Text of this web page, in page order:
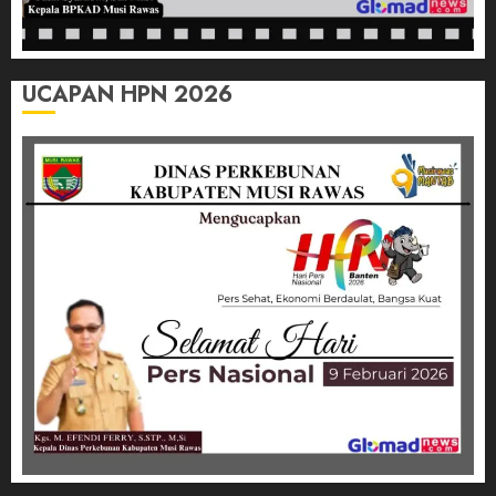
UCAPAN HPN 2026